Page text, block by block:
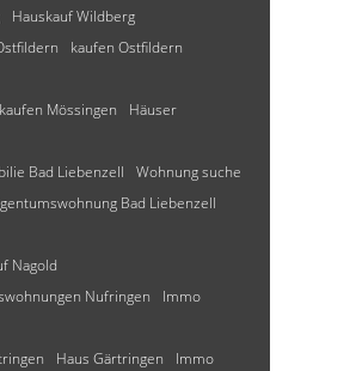
Hauskauf Wildberg
kaufen Ostfildern
kaufen Mössingen
Häuser
Bad Liebenzell
Wohnung suche
Bad Liebenzell
Nagold
Nufringen
Immo
Haus Gärtringen
Immo